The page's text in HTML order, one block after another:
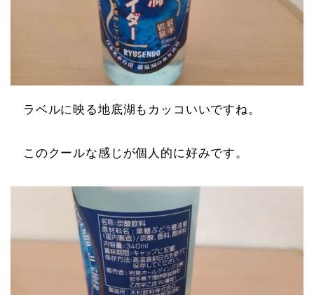
ラベルに映る地底湖もカッコいいですね。
このクールな感じが個人的に好みです。